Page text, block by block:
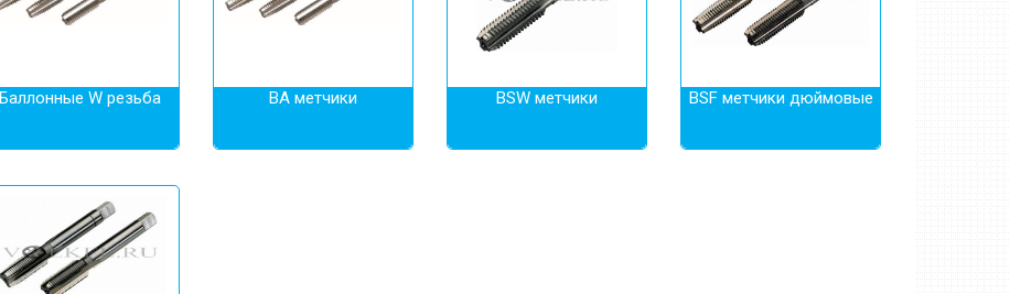
Баллонные W резьба BA метчики BSW метчики BSF метчики дюймовые